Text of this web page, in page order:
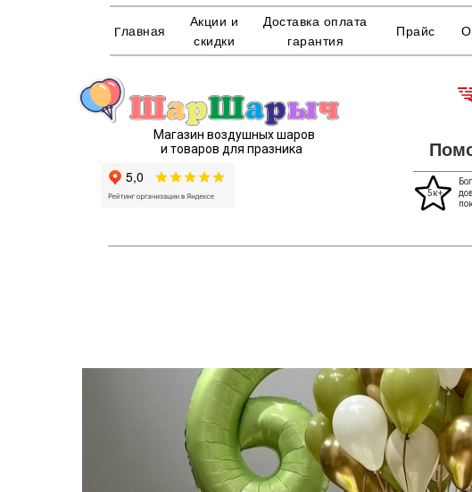
Главная Прайс
Доставка оплата
гарантия
Акции и
скидки
Магазин воздушных шаров
и товаров для празника
5к+